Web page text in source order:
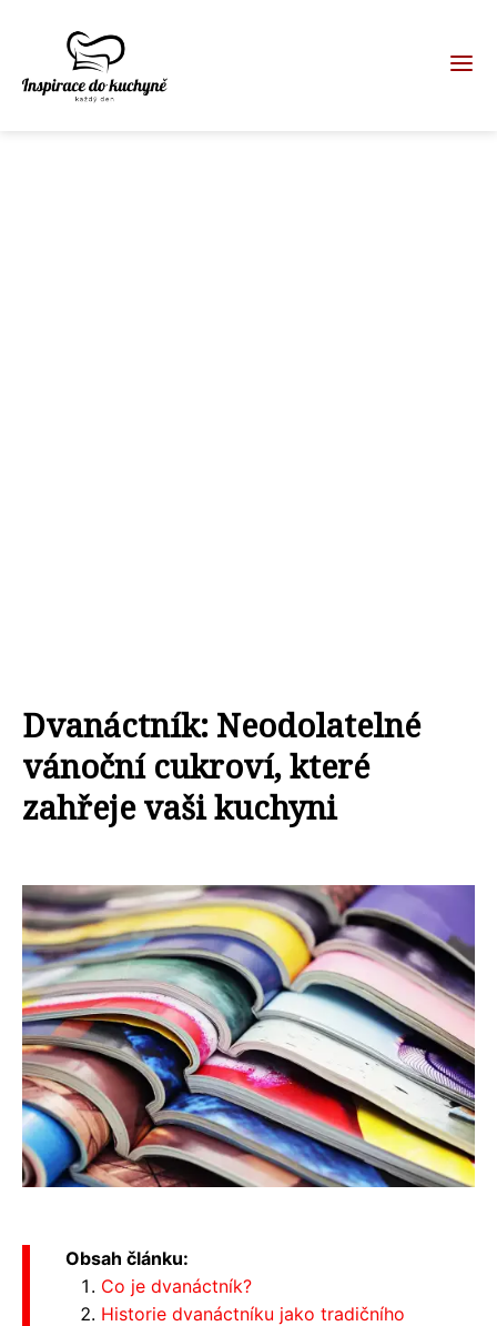
Dvanáctník: Neodolatelné
vánoční cukroví, které
zahřeje vaši kuchyni
Obsah článku:
Co je dvanáctník?
Historie dvanáctníku jako tradičního